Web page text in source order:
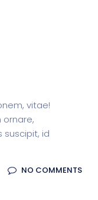
vitae!
ornare,
suscipit, id
NO COMMENTS